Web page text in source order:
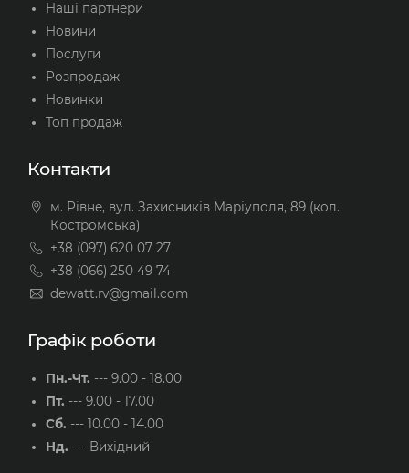
Наші партнери
Новини
Послуги
Розпродаж
Новинки
Топ продаж
Контакти
м. Рівне, вул. Захисників Маріуполя, 89 (кол.
Костромська)
+38 (097) 620 07 27
+38 (066) 250 49 74
dewatt.rv@gmail.com
Графік роботи
Пн.-Чт. --- 9.00 - 18.00
Пт. --- 9.00 - 17.00
Сб. --- 10.00 - 14.00
Нд. --- Вихідний